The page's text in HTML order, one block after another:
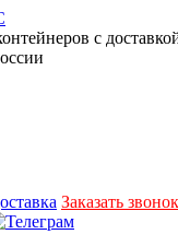
с
Заказать звонок